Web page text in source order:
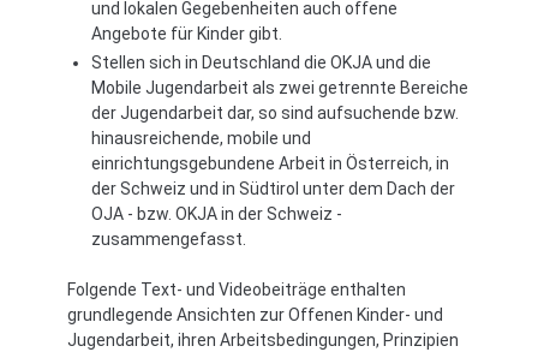
und lokalen Gegebenheiten auch offene
Angebote für Kinder gibt.
Stellen sich in Deutschland die OKJA und die
Mobile Jugendarbeit als zwei getrennte Bereiche
der Jugendarbeit dar, so sind aufsuchende bzw.
hinausreichende, mobile und
einrichtungsgebundene Arbeit in Österreich, in
der Schweiz und in Südtirol unter dem Dach der
OJA - bzw. OKJA in der Schweiz -
zusammengefasst.
Folgende Text- und Videobeiträge enthalten
grundlegende Ansichten zur Offenen Kinder- und
Jugendarbeit, ihren Arbeitsbedingungen, Prinzipien